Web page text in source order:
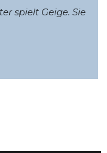
spielt Geige. Sie